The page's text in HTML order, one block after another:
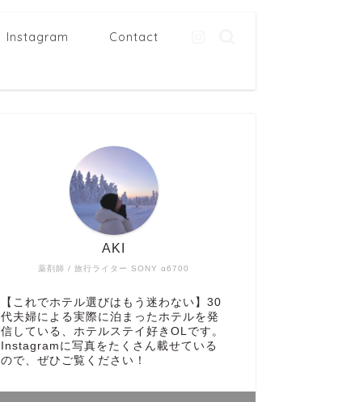
Instagram Contact
薬剤師 / 旅行ライター SONY α6700
AKI
【これでホテル選びはもう迷わない】30
代夫婦による実際に泊まったホテルを発
信している、ホテルステイ好きOLです。
Instagramに写真をたくさん載せている
ので、ぜひご覧ください！